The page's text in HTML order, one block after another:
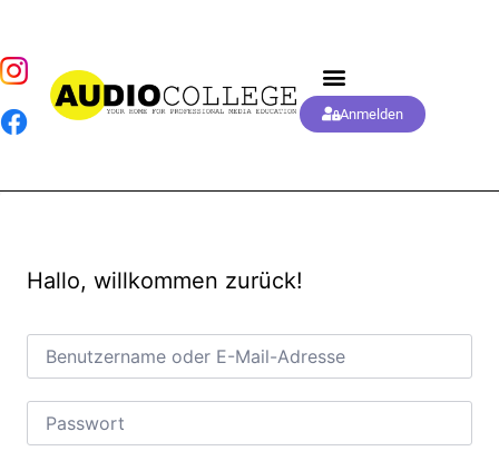
Anmelden
Hallo, willkommen zurück!